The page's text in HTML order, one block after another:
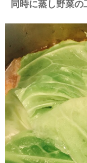
同時に蒸し野菜の